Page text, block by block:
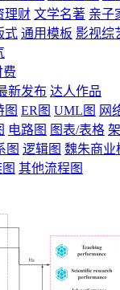
理财 文学名著 亲子
式 通用模板 影视综
费
新发布 达人作品
图 ER图 UML图 网
电路图 图表/表格
图 逻辑图 魏朱商业
其他流程图